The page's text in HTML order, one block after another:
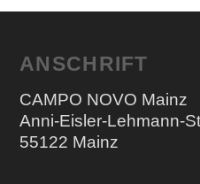
ANSCHRIFT
CAMPO NOVO Mainz
Anni-Eisler-Lehmann-
55122 Mainz